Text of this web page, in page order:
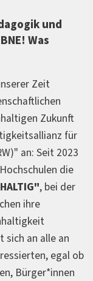
und
Was
Zeit
Zukunft
für
an: Seit 2023
die
, bei der
ihre
an alle an
egal ob
Bürger*innen